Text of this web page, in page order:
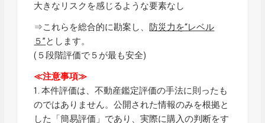
大きなリスクを感じるような要素なし
⇒これらを総合的に勘案し、 防災力を“レベル
５”とします。
(５段階評価で５が最も安全)
≪注意事項≫
1. 本件評価は、不動産鑑定評価の手法に則ったも
のではありません。公開された情報のみを根拠と
した「簡易評価」であり、実際に購入の判断をす